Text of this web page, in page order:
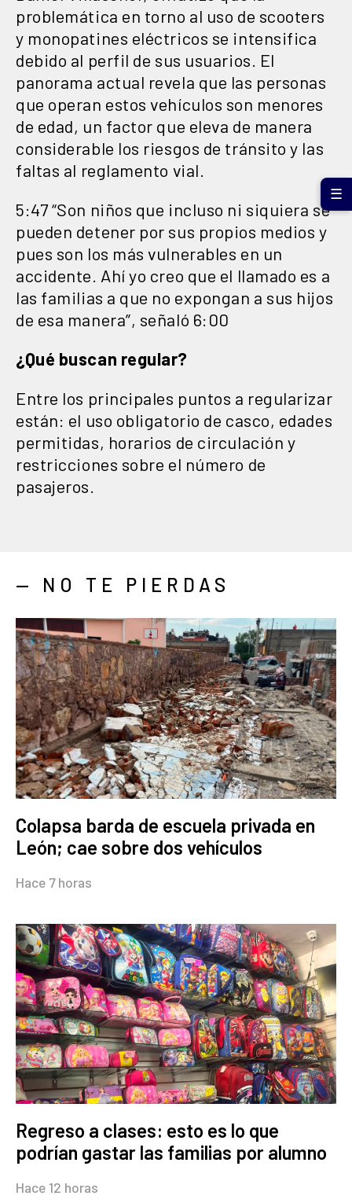
problemática en torno al uso de scooters
y monopatines eléctricos se intensifica
debido al perfil de sus usuarios. El
panorama actual revela que las personas
que operan estos vehículos son menores
de edad, un factor que eleva de manera
considerable los riesgos de tránsito y las
faltas al reglamento vial.
5:47 “Son niños que incluso ni siquiera se
pueden detener por sus propios medios y
pues son los más vulnerables en un
accidente. Ahí yo creo que el llamado es a
las familias a que no expongan a sus hijos
de esa manera”, señaló 6:00
¿Qué buscan regular?
Entre los principales puntos a regularizar
están: el uso obligatorio de casco, edades
permitidas, horarios de circulación y
restricciones sobre el número de
pasajeros.
— NO TE PIERDAS
Colapsa barda de escuela privada en
León; cae sobre dos vehículos
Hace 7 horas
Regreso a clases: esto es lo que
podrían gastar las familias por alumno
Hace 12 horas
☰